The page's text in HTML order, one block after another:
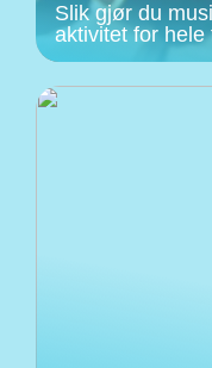
Slik gjør du
aktivitet for hele